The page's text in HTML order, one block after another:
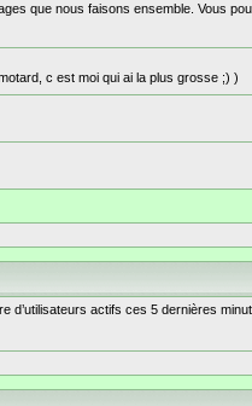
que nous faisons ensemble. Vous
c est moi qui ai la plus grosse ;) )
d’utilisateurs actifs ces 5 dernières